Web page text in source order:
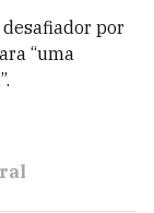
por
“uma